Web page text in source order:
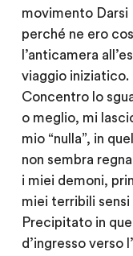
movimento Darsi
perché ne ero
l’anticamera
viaggio iniziatico.
Concentro lo
o meglio, mi
mio “nulla”, in
non sembra
i miei demoni,
miei terribili sensi
Precipitato in
d’ingresso verso